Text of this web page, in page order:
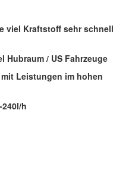
viel Kraftstoff sehr schnell
Hubraum / US Fahrzeuge
Leistungen im hohen
h